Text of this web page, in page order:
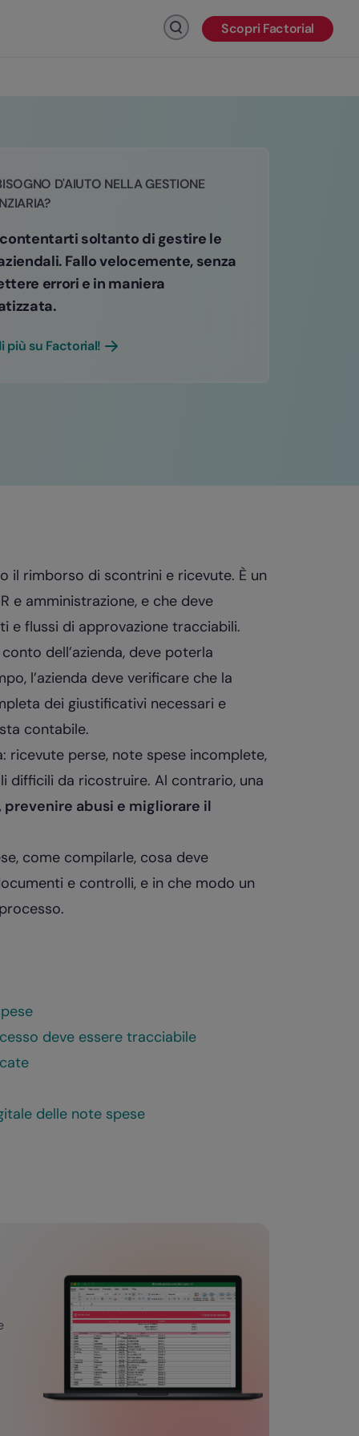
Fai clic per cercare
Scopri Factorial
D'AIUTO NELLA GESTIONE
soltanto di gestire le
Fallo velocemente, senza
errori e in maniera
più su Factorial!
il rimborso di scontrini e ricevute. È un
e amministrazione, e che deve
e flussi di approvazione tracciabili.
dell’azienda, deve poterla
l’azienda deve verificare che la
dei giustificativi necessari e
contabile.
ricevute perse, note spese incomplete,
difficili da ricostruire. Al contrario, una
abusi e migliorare il
come compilarle, cosa deve
e controlli, e in che modo un
deve essere tracciabile
delle note spese